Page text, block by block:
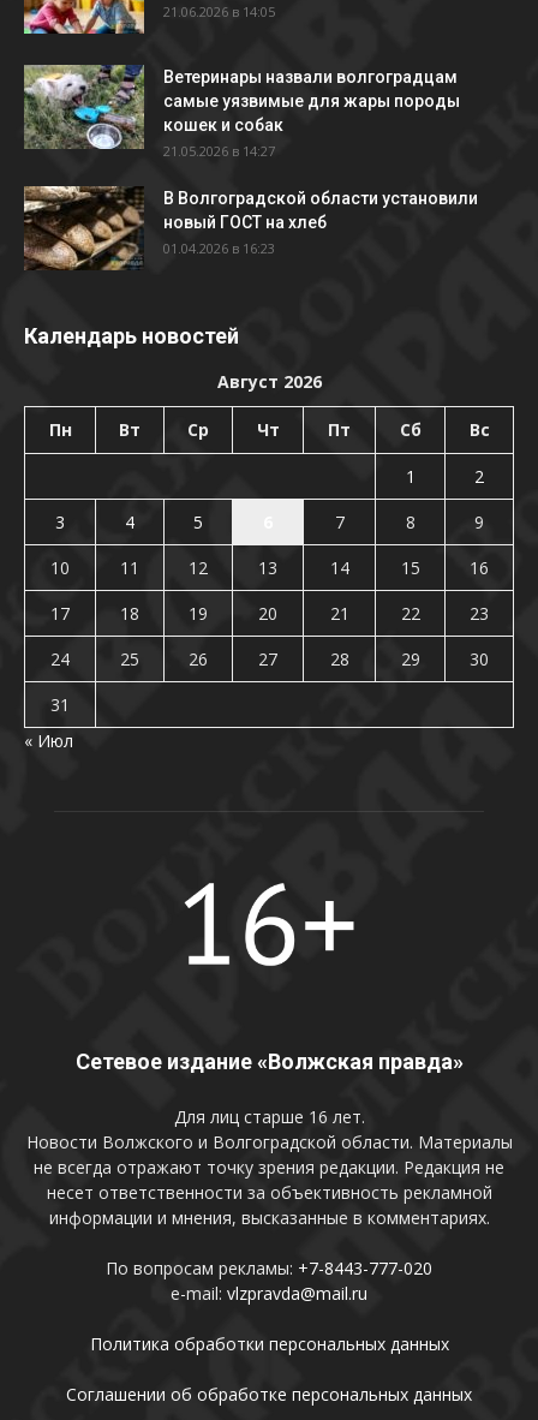
21.06.2026 в 14:05
Ветеринары назвали волгоградцам
самые уязвимые для жары породы
кошек и собак
21.05.2026 в 14:27
В Волгоградской области установили
новый ГОСТ на хлеб
01.04.2026 в 16:23
Календарь новостей
Август 2026
Пн Вт Ср Чт Пт Сб Вс
1
2
3
4 5 7 8
9
10
11 12 13 14 15
16
17
18 19 20 21 22
23
24
25 26 27 28 29
30
31
« Июл
Сетевое издание «Волжская правда»
Для лиц старше 16 лет.
Новости Волжского и Волгоградской области. Материалы
не всегда отражают точку зрения редакции. Редакция не
несет ответственности за объективность рекламной
информации и мнения, высказанные в комментариях.
По вопросам рекламы: +7-8443-777-020
e-mail: vlzpravda@mail.ru
Политика обработки персональных данных
Соглашении об обработке персональных данных